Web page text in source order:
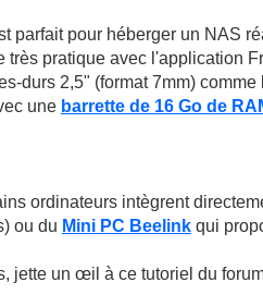
parfait pour héberger un NAS
pratique avec l'application
durs 2,5" (format 7mm) comme
une barrette de 16 Go de
ordinateurs intègrent
ou du Mini PC Beelinkqui
jette un œil à ce tutoriel du